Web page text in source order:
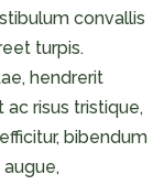
convallis
turpis.
hendrerit
risus tristique,
bibendum